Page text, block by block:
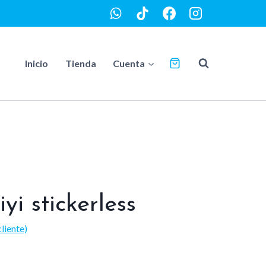
Inicio Tienda Cuenta
stickerless